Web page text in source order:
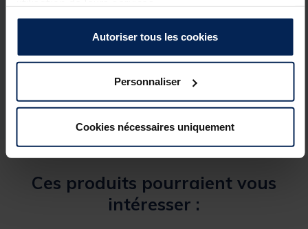
Autoriser tous les cookies
Personnaliser
Cookies nécessaires uniquement
Spécifications
Réf.
209431-1
GARBOLINO
Ces produits pourraient vous
intéresser :